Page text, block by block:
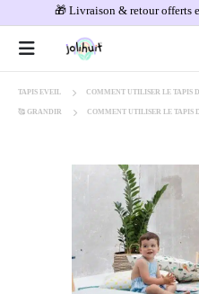
🎁 Livraison & retour offerts
TAPIS EVEIL COMMENT UTILISER LE TAPIS
🥰 GRANDIR COMMENT UTILISER LE TAPIS